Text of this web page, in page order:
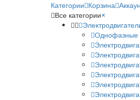
Категории Корзина
Все категории×
Однофазные